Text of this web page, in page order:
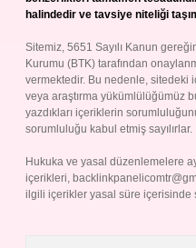
halindedir ve tavsiye niteliği
Sitemiz, 5651 Sayılı Kanun
Kurumu (BTK) tarafından
vermektedir. Bu nedenle, sitedeki
veya araştırma yükümlülüğümüz
yazdıkları içeriklerin
sorumluluğu kabul etmiş sayılırlar.
Hukuka ve yasal düzenlemelere
içerikleri,
ilgili içerikler yasal süre içerisinde